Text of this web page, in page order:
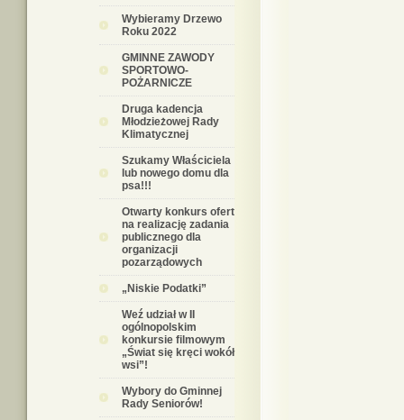
Wybieramy Drzewo
Roku 2022
GMINNE ZAWODY
SPORTOWO-
POŻARNICZE
Druga kadencja
Młodzieżowej Rady
Klimatycznej
Szukamy Właściciela
lub nowego domu dla
psa!!!
Otwarty konkurs ofert
na realizację zadania
publicznego dla
organizacji
pozarządowych
„Niskie Podatki”
Weź udział w II
ogólnopolskim
konkursie filmowym
„Świat się kręci wokół
wsi”!
Wybory do Gminnej
Rady Seniorów!